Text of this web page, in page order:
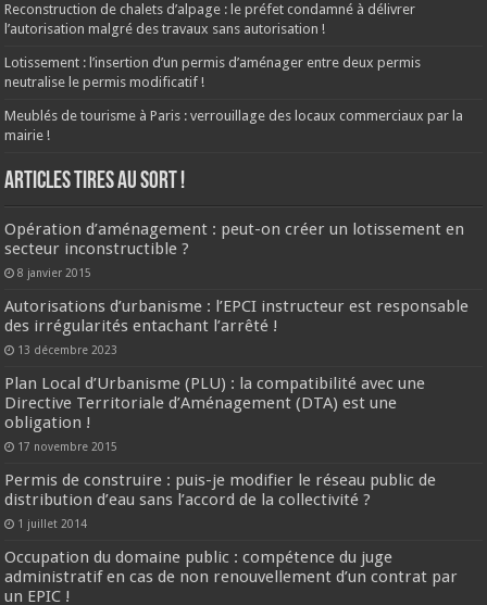
Reconstruction de chalets d’alpage : le préfet condamné à délivrer
l’autorisation malgré des travaux sans autorisation !
Lotissement : l’insertion d’un permis d’aménager entre deux permis
neutralise le permis modificatif !
Meublés de tourisme à Paris : verrouillage des locaux commerciaux par la
mairie !
ARTICLES TIRES AU SORT !
Opération d’aménagement : peut-on créer un lotissement en
secteur inconstructible ?
8 janvier 2015
Autorisations d’urbanisme : l’EPCI instructeur est responsable
des irrégularités entachant l’arrêté !
13 décembre 2023
Plan Local d’Urbanisme (PLU) : la compatibilité avec une
Directive Territoriale d’Aménagement (DTA) est une
obligation !
17 novembre 2015
Permis de construire : puis-je modifier le réseau public de
distribution d’eau sans l’accord de la collectivité ?
1 juillet 2014
Occupation du domaine public : compétence du juge
administratif en cas de non renouvellement d’un contrat par
un EPIC !